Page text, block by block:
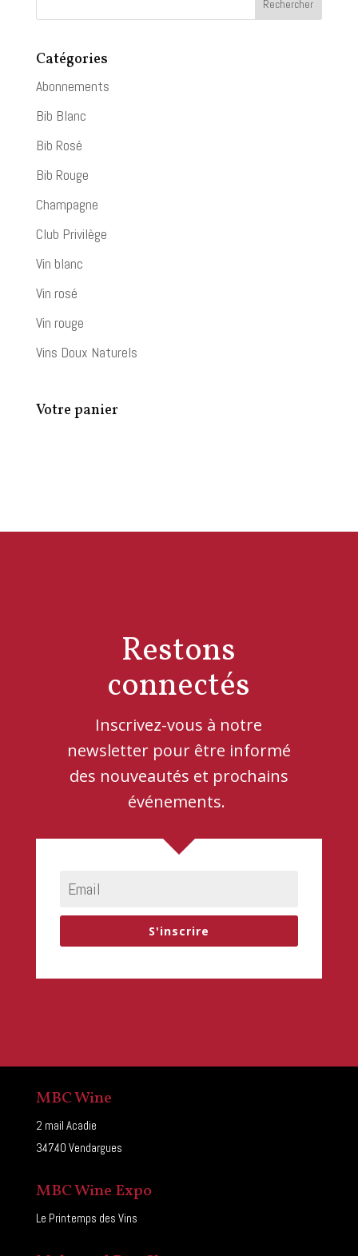
Catégories
Abonnements
Bib Blanc
Bib Rosé
Bib Rouge
Champagne
Club Privilège
Vin blanc
Vin rosé
Vin rouge
Vins Doux Naturels
Votre panier
Restons
connectés
Inscrivez-vous à notre
newsletter pour être informé
des nouveautés et prochains
événements.
S'inscrire
MBC Wine
2 mail Acadie
34740 Vendargues
MBC Wine Expo
Le Printemps des Vins